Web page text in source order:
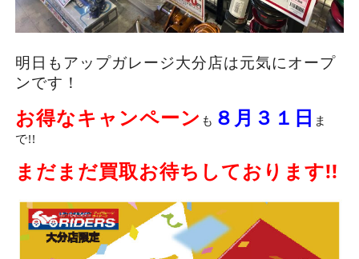
明日もアップガレージ大分店は元気にオープ
ンです！
お得なキャンペーン も ８月３１日 ま
で!!
まだまだ買取お待ちしております!!